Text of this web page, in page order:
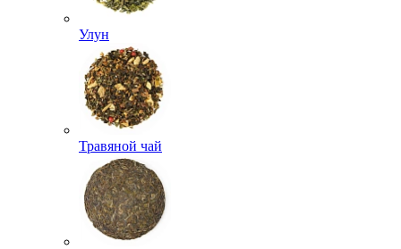
Улун
Травяной чай